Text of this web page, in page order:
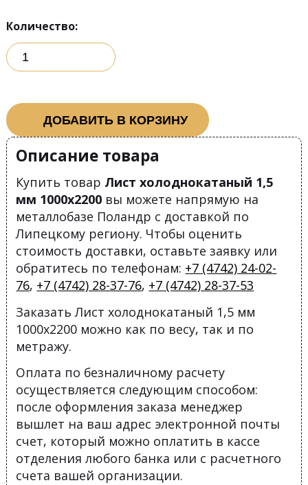
Количество:
ДОБАВИТЬ В КОРЗИНУ
Описание товара
Купить товар Лист холоднокатаный 1,5
мм 1000х2200 вы можете напрямую на
металлобазе Поландр с доставкой по
Липецкому региону. Чтобы оценить
стоимость доставки, оставьте заявку или
обратитесь по телефонам: +7 (4742) 24-02-
76, +7 (4742) 28-37-76, +7 (4742) 28-37-53
Заказать Лист холоднокатаный 1,5 мм
1000х2200 можно как по весу, так и по
метражу.
Оплата по безналичному расчету
осуществляется следующим способом:
после оформления заказа менеджер
вышлет на ваш адрес электронной почты
счет, который можно оплатить в кассе
отделения любого банка или с расчетного
счета вашей организации.